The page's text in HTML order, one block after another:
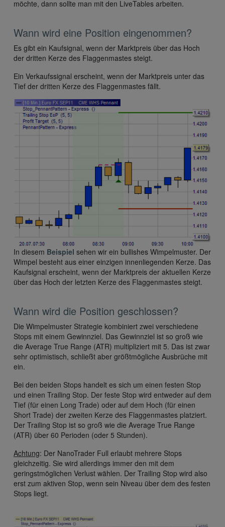
möchte, dann sollte man mit den LiveTables arbeiten.
Wann wird eine Position eingenommen?
Es gibt ein Kaufsignal, wenn der Marktpreis über das Hoch
der dritten Kerze des Flaggenmastes steigt.
Ein Verkaufssignal erscheint, wenn der Marktpreis unter das
Tief der dritten Kerze des Flaggenmastes fällt.
In diesem Beispiel sehen wir ein bullishes Wimpelmuster. Der
Wimpel besteht aus einer einzigen innenliegenden Kerze. Das
Kaufsignal erscheint, wenn der Marktpreis der aktuellen Kerze
über das Hoch der letzten Kerze des Flaggenmastes steigt.
Wann wird die Position geschlossen?
Die Wimpelmuster Strategie kombiniert zwei verschiedene
Stops mit einem Gewinnziel. Das Gewinnziel ist so groß wie
die Average True Range (ATR) multipliziert mit 5. Das ist zwar
sehr optimistisch, schließt aber größtmögliche Ausbrüche mit
ein.
Bei den beiden Stops handelt es sich um einen festen Stop
und einen Trailing Stop. Der feste Stop wird entweder auf dem
Tief (für einen Long Trade) oder auf dem Hoch (für einen
Short Trade) der zweiten Kerze des Flaggenmastes platziert.
Der Trailing Stop ist so groß wie die Average True Range
(ATR) über 60 Perioden (oder 5 Stunden).
Achtung: Der NanoTrader Full erlaubt mehrere Stops
gleichzeitig. Sie wird allerdings immer den mit dem
geringstmöglichen Verlust wählen. Der Trailing Stop wird also
erst zum aktiven Stop, wenn sein Niveau über dem des festen
Stops liegt.